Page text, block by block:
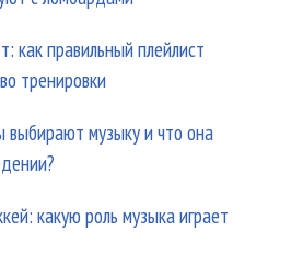
как правильный плейлист
тренировки
выбирают музыку и что она
какую роль музыка играет